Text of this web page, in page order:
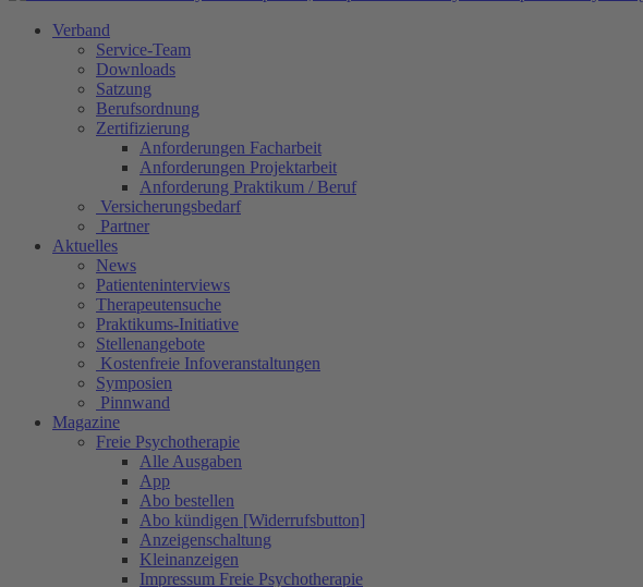
Verband
Service-Team
Downloads
Satzung
Berufsordnung
Zertifizierung
Anforderungen Facharbeit
Anforderungen Projektarbeit
Anforderung Praktikum / Beruf
Versicherungsbedarf
Partner
Aktuelles
News
Patienteninterviews
Therapeutensuche
Praktikums-Initiative
Stellenangebote
Kostenfreie Infoveranstaltungen
Symposien
Pinnwand
Magazine
Freie Psychotherapie
Alle Ausgaben
App
Abo bestellen
Abo kündigen [Widerrufsbutton]
Anzeigenschaltung
Kleinanzeigen
Impressum Freie Psychotherapie